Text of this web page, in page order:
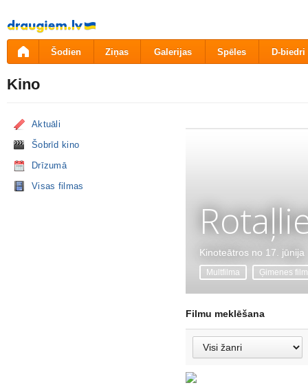
Pāriet
uz
saturu
Šodien Ziņas Galerijas Spēles D-biedri
Kino
Aktuāli
Šobrīd kino
Drīzumā
Visas filmas
Kinoteātros no 17. jūnija
Multfilma Ģimenes
Filmu meklēšana